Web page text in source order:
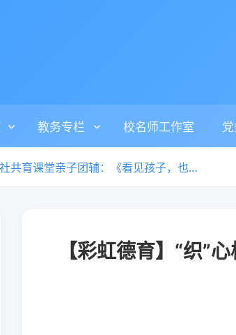
教务专栏 校名师工作室
【彩虹德育】“织”心校家社共育课堂亲子团辅：《看见孩子，也看见自己》
【彩虹德育】“织”